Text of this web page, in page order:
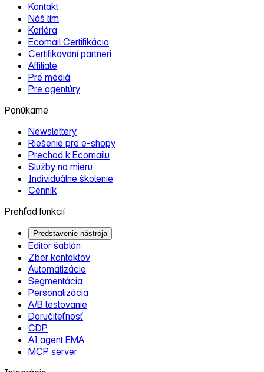
Kontakt
Náš tím
Kariéra
Ecomail Certifikácia
Certifikovaní partneri
Affiliate
Pre médiá
Pre agentúry
Ponúkame
Newslettery
Riešenie pre e‑shopy
Prechod k Ecomailu
Služby na mieru
Individuálne školenie
Cenník
Prehľad funkcií
Predstavenie nástroja
Editor šablón
Zber kontaktov
Automatizácie
Segmentácia
Personalizácia
A/B testovanie
Doručiteľnosť
CDP
AI agent EMA
MCP server